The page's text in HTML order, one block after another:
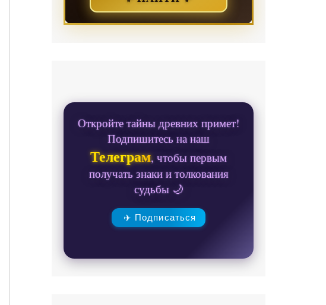
Откройте тайны древних примет!
Подпишитесь на наш
Телеграм, чтобы первым
получать знаки и толкования
судьбы 🌙
✈️ Подписаться